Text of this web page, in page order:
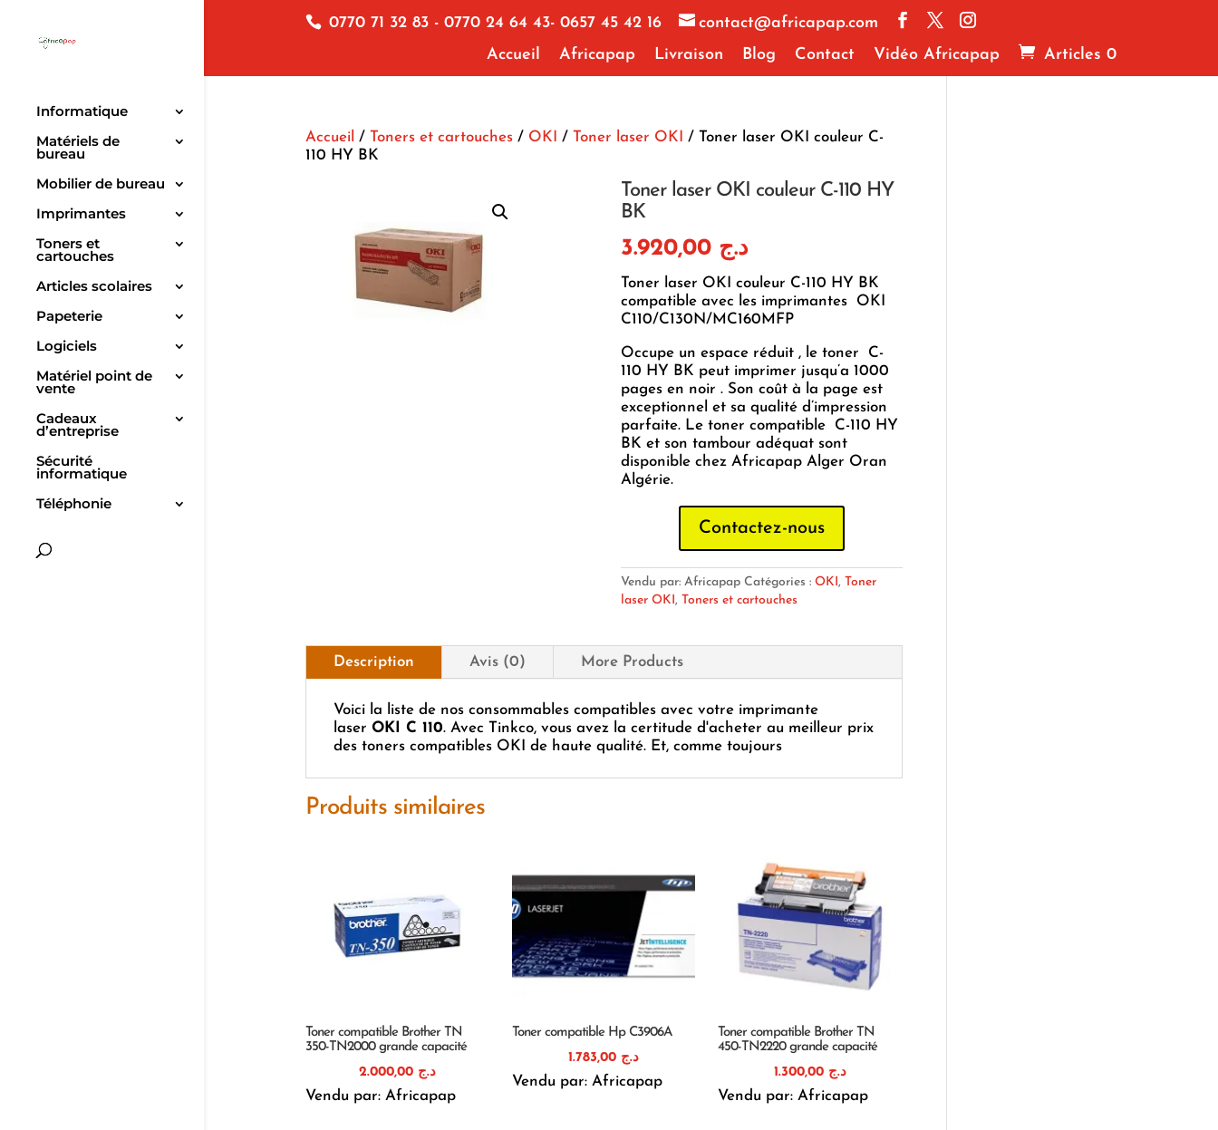
0770 71 32 83 - 0770 24 64 43- 0657 45 42 16
contact@africapap.com
Accueil
Africapap Livraison Blog Contact Vidéo Africapap Articles 0
Informatique
Matériels de
bureau
Mobilier de bureau
Imprimantes
Toners et
cartouches
Articles scolaires
Papeterie
Logiciels
Matériel point de
vente
Cadeaux
d’entreprise
Sécurité
informatique
Téléphonie
Accueil / Toners et cartouches/ OKI / Toner laser OKI
/ Toner laser OKI couleur C-
110 HY BK
Toner laser OKI couleur C-110 HY
BK
د.ج 3.920,00
Toner laser OKI couleur C-110 HY BK
compatible avec les imprimantes OKI
C110/C130N/MC160MFP
Occupe un espace réduit , le toner C-
110 HY BK peut imprimer jusqu’a 1000
pages en noir . Son coût à la page est
exceptionnel et sa qualité d’impression
parfaite. Le toner compatible C-110 HY
BK et son tambour adéquat sont
disponible chez Africapap Alger Oran
Algérie.
Contactez-nous
Vendu par: Africapap Catégories : OKI , Toner
laser OKI , Toners et cartouches
Description Avis (0) More Products
Voici la liste de nos consommables compatibles avec votre imprimante
laser OKI C 110. Avec Tinkco, vous avez la certitude d'acheter au meilleur prix
des toners compatibles OKI de haute qualité. Et, comme toujours
Produits similaires
Toner compatible Brother TN
350-TN2000 grande capacité
د.ج 2.000,00
Vendu par: Africapap
Toner compatible Hp C3906A
د.ج 1.783,00
Vendu par: Africapap
Toner compatible Brother TN
450-TN2220 grande capacité
د.ج 1.300,00
Vendu par: Africapap